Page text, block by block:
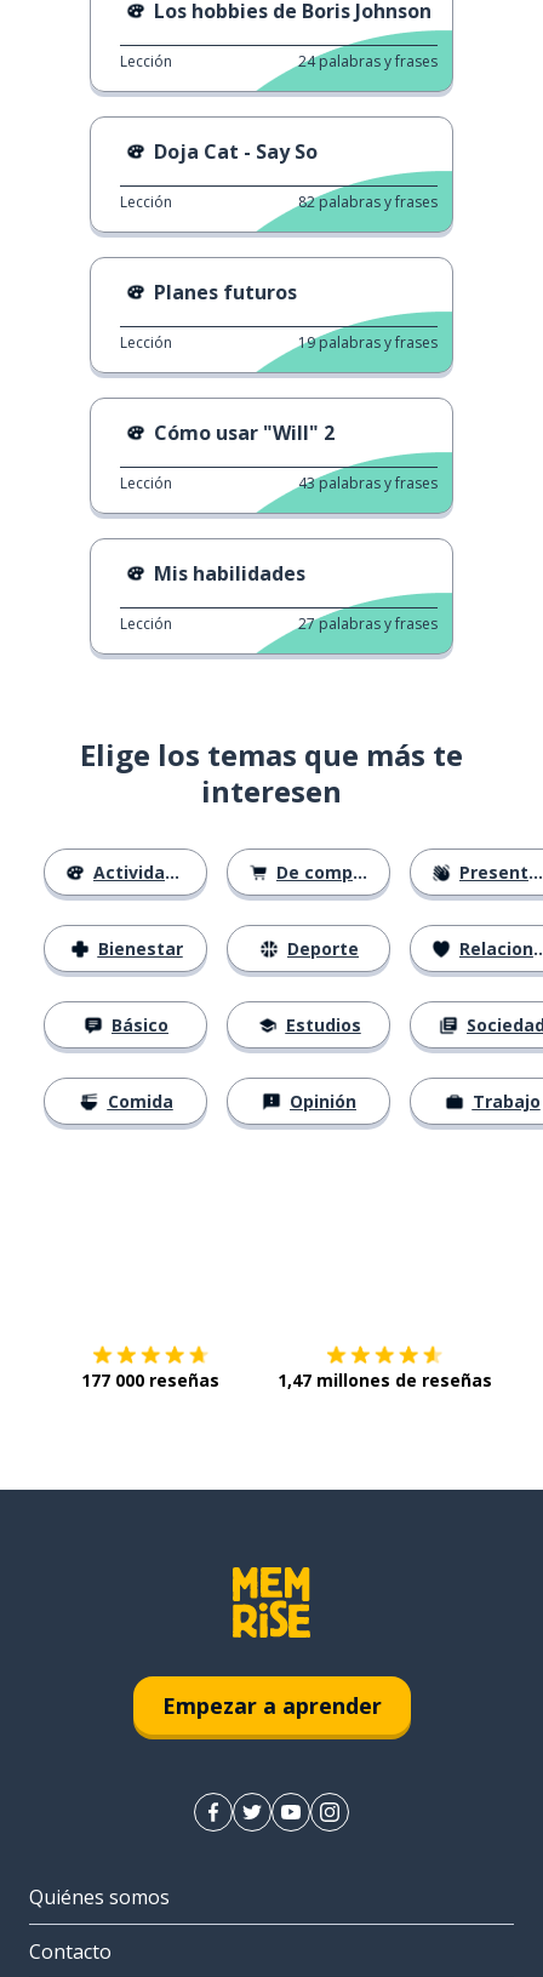
Los hobbies de Boris Johnson
Lección 24palabras y frases
Doja Cat - Say So
Lección 82palabras y frases
Planes futuros
Lección 19palabras y frases
Cómo usar "Will" 2
Lección 43palabras y frases
Mis habilidades
Lección 27palabras y frases
Elige los temas que más te
interesen
Actividades
Bienestar
Básico
Comida
De compras
Deporte
Estudios
Opinión
Presentación
Relaciones
Trabajo
177 000 reseñas 1,47 millones de reseñas
Empezar a aprender
Quiénes somos
Contacto